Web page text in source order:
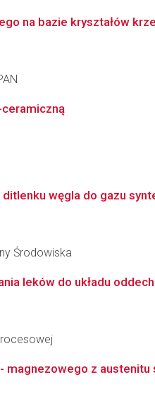
na bazie kryształów
węgla do gazu
Środowiska
leków do układu
z